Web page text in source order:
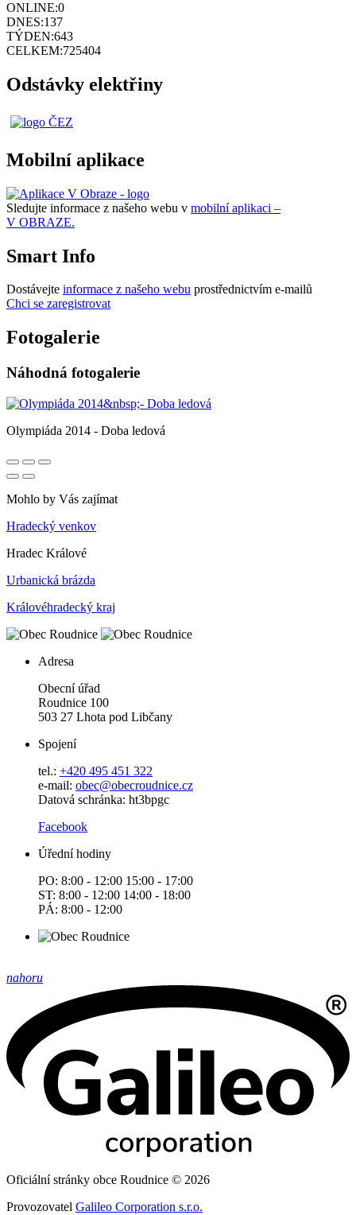
ONLINE:0
DNES:137
TÝDEN:643
CELKEM:725404
Odstávky elektřiny
Mobilní aplikace
Sledujte informace z našeho webu v mobilní aplikaci –
V OBRAZE.
Smart Info
Dostávejte informace z našeho webu prostřednictvím e-mailů
Chci se zaregistrovat
Fotogalerie
Náhodná fotogalerie
Olympiáda 2014 - Doba ledová
Mohlo by Vás zajímat
Hradecký venkov
Hradec Králové
Urbanická brázda
Královéhradecký kraj
Adresa
Obecní úřad
Roudnice 100
503 27 Lhota pod Libčany
Spojení
tel.: +420 495 451 322
e-mail: obec@obecroudnice.cz
Datová schránka: ht3bpgc
Facebook
Úřední hodiny
PO: 8:00 - 12:00 15:00 - 17:00
ST: 8:00 - 12:00 14:00 - 18:00
PÁ: 8:00 - 12:00
nahoru
Oficiální stránky obce Roudnice © 2026
Provozovatel Galileo Corporation s.r.o.